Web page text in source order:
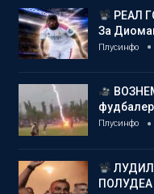
РЕАЛ
За
Плусинфо
Плусинфо
ПОЛУДЕА